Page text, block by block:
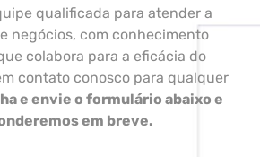
qualificada para atender a
negócios, com conhecimento
colabora para a eficácia do
contato conosco para qualquer
e envie o formulário abaixo e
em breve.